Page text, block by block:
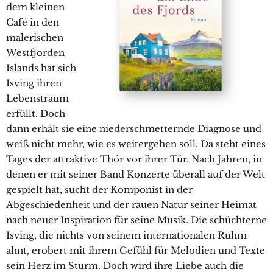
dem kleinen
Café in den
malerischen
Westfjorden
Islands hat sich
Isving ihren
Lebenstraum
erfüllt. Doch
dann erhält sie eine niederschmetternde Diagnose und
weiß nicht mehr, wie es weitergehen soll. Da steht eines
Tages der attraktive Thór vor ihrer Tür. Nach Jahren, in
denen er mit seiner Band Konzerte überall auf der Welt
gespielt hat, sucht der Komponist in der
Abgeschiedenheit und der rauen Natur seiner Heimat
nach neuer Inspiration für seine Musik. Die schüchterne
Isving, die nichts von seinem internationalen Ruhm
ahnt, erobert mit ihrem Gefühl für Melodien und Texte
sein Herz im Sturm. Doch wird ihre Liebe auch die